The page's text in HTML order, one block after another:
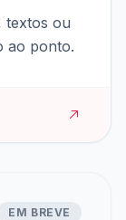
textos ou
ao ponto.
EM BREVE